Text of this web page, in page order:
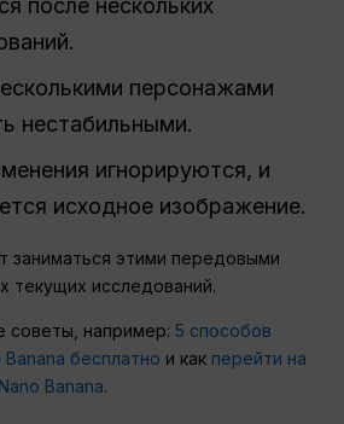
после нескольких
персонажами
нестабильными.
игнорируются, и
исходное изображение.
заниматься этими передовыми
текущих исследований.
советы, например:5 способов
бесплатно и как перейти на
Banana.